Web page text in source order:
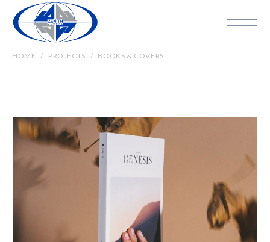
HOME PROJECTS BOOKS & COVERS